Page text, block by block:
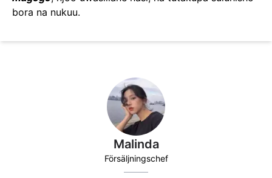
Malinda
Försäljningschef
bora na nukuu.